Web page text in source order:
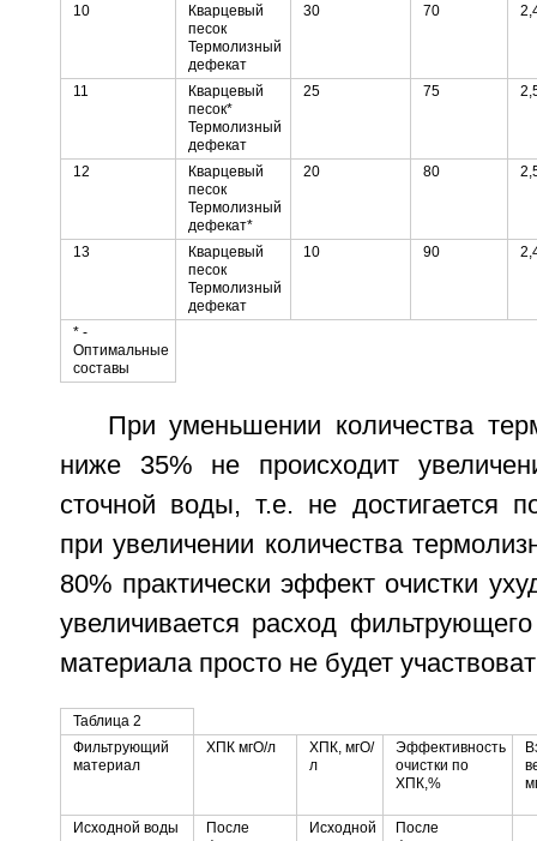
10
Кварцевый
песок
Термолизный
дефекат
30 70
11
Кварцевый
песок*
Термолизный
дефекат
25 75
12
Кварцевый
песок
Термолизный
дефекат*
20 80
13
Кварцевый
песок
Термолизный
дефекат
10 90
* -
Оптимальные
составы
При уменьшении количества
ниже 35% не происходит
сточной воды, т.е. не достигается
при увеличении количества
80% практически эффект очистки
увеличивается расход
материала просто не будет
Таблица 2
Фильтрующий
материал
ХПК мгО/л
ХПК, мгО/
л
Эффективность
очистки по
ХПК,%
Исходной воды
После
Исходной
После